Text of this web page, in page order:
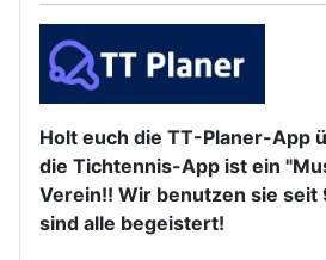
Holt euch die TT-Planer-App
die Tichtennis-App ist ein
Verein!! Wir benutzen sie seit
sind alle begeistert!